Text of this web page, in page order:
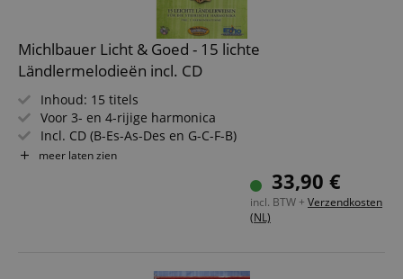
Michlbauer Licht & Goed - 15 lichte
Ländlermelodieën incl. CD
Inhoud: 15 titels
Voor 3- en 4-rijige harmonica
Incl. CD (B-Es-As-Des en G-C-F-B)
Incl. extra partij voor 2e harmonicaspeler
meer laten zien
33,90 €
incl. BTW + Verzendkosten
(NL)